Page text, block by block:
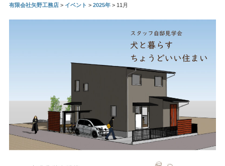
有限会社矢野工務店> イベント > 2025年> 11月